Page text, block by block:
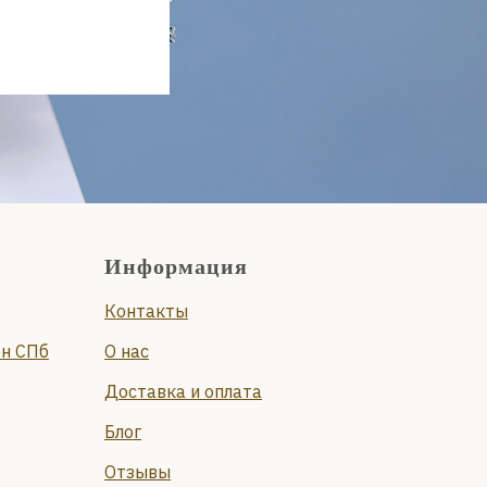
СПб
Информация
Контакты
О нас
Доставка и оплата
Блог
Отзывы